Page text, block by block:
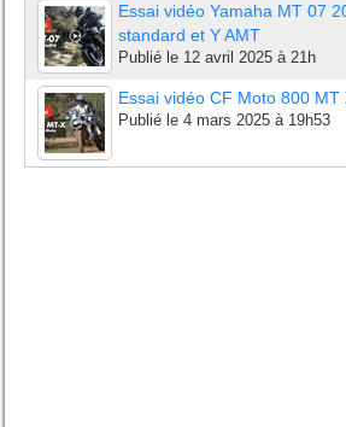
Essai vidéo Yamaha MT 07
standard et Y AMT
Publié le 12 avril 2025 à 21h
Essai vidéo CF Moto 800 MT
Publié le 4 mars 2025 à 19h53